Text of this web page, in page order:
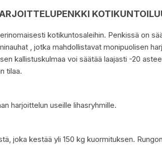
kotikuntosaleihin. Penkissä on
, jotka mahdollistavat monipuolisen
kallistuskulmaa voi säätää laajasti -20
tilaa.
harjoittelun useille lihasryhmille.
joka kestää yli 150 kg kuormituksen.